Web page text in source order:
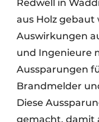
Redwell in
aus Holz gebaut
Auswirkungen
und Ingenieure
Aussparungen
Brandmelder
Diese
gemacht, damit